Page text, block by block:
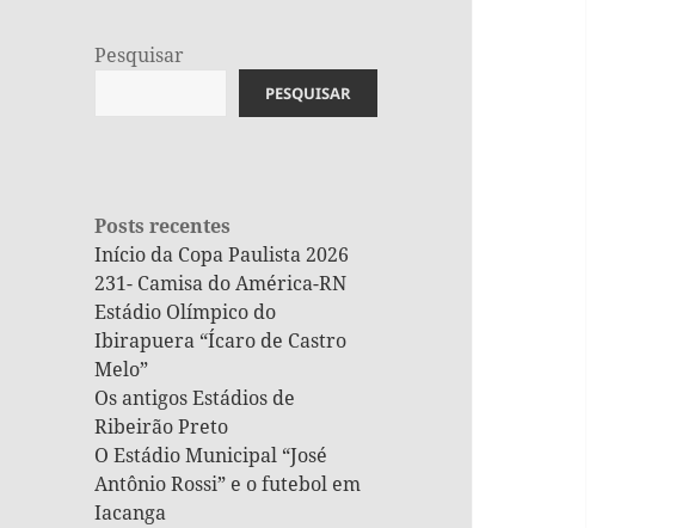
Pesquisar
PESQUISAR
Posts recentes
Início da Copa Paulista 2026
231- Camisa do América-RN
Estádio Olímpico do
Ibirapuera “Ícaro de Castro
Melo”
Os antigos Estádios de
Ribeirão Preto
O Estádio Municipal “José
Antônio Rossi” e o futebol em
Iacanga